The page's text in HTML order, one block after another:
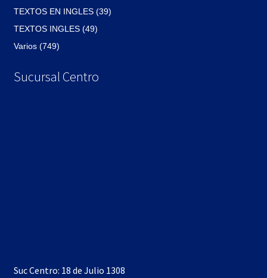
TEXTOS EN INGLES (39)
TEXTOS INGLES (49)
Varios (749)
Sucursal Centro
Suc Centro: 18 de Julio 1308